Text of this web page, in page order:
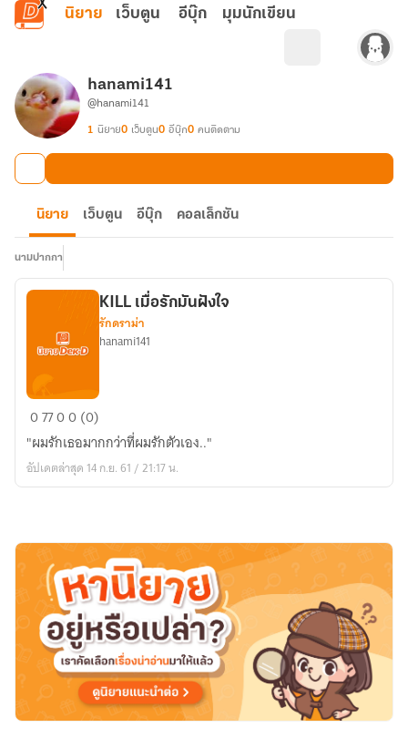
ข้ามไปยังเนื้อหาหลัก
นิยาย เว็บตูน อีบุ๊ก มุมนักเขียน
hanami141
@hanami141
1 นิยาย0 เว็บตูน0 อีบุ๊ก0 คนติดตาม
นิยาย เว็บตูน อีบุ๊ก คอลเล็กชัน
นามปากกา
KILL
รัก
มัน
KILL เมื่อรักมันฝังใจ
รักดราม่า
hanami141
07700 (0)
"ผมรักเธอมากกว่าที่ผมรักตัวเอง.."
อัปเดตล่าสุด 14 ก.ย. 61 / 21:17 น.